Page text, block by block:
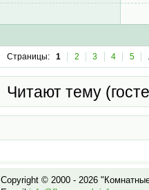
Страницы: 1 2 3 4 5
Читают тему
Copyright © 2000 - 2026